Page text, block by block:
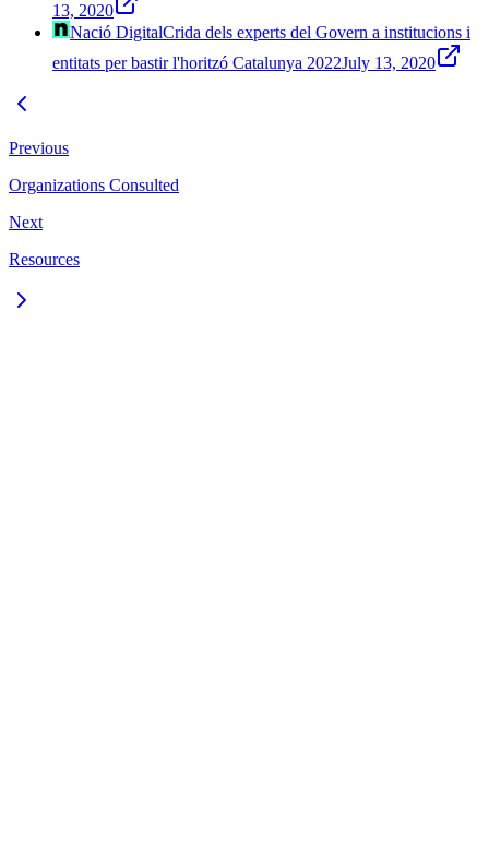
13, 2020
Nació DigitalCrida dels experts del Govern a institucions i
entitats per bastir l'horitzó Catalunya 2022July 13, 2020
Previous
Organizations Consulted
Next
Resources